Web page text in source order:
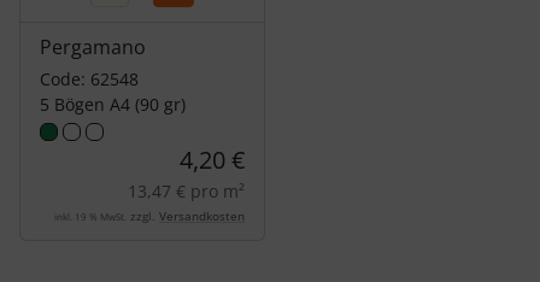
Pergamano
Code: 62548
5 Bögen A4 (90 gr)
4,20 €
13,47 € pro m²
inkl. 19 % MwSt. zzgl. Versandkosten